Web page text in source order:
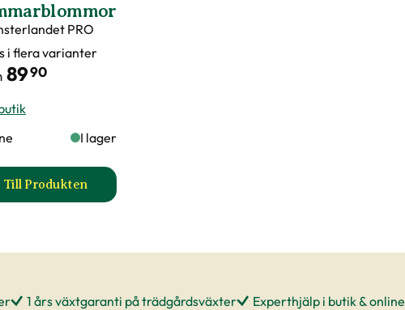
produktsida
PRO
i flera varianter
8990
I lager
Till Produkten
till Yrkesodlarjord för sommarblommor produktsida
1 års växtgaranti på trädgårdsväxter Experthjälp i butik & online